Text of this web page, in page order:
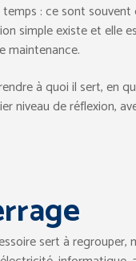
: ce sont
simple existe et elle
maintenance.
à quoi il sert, en
niveau de réflexion,
sert à